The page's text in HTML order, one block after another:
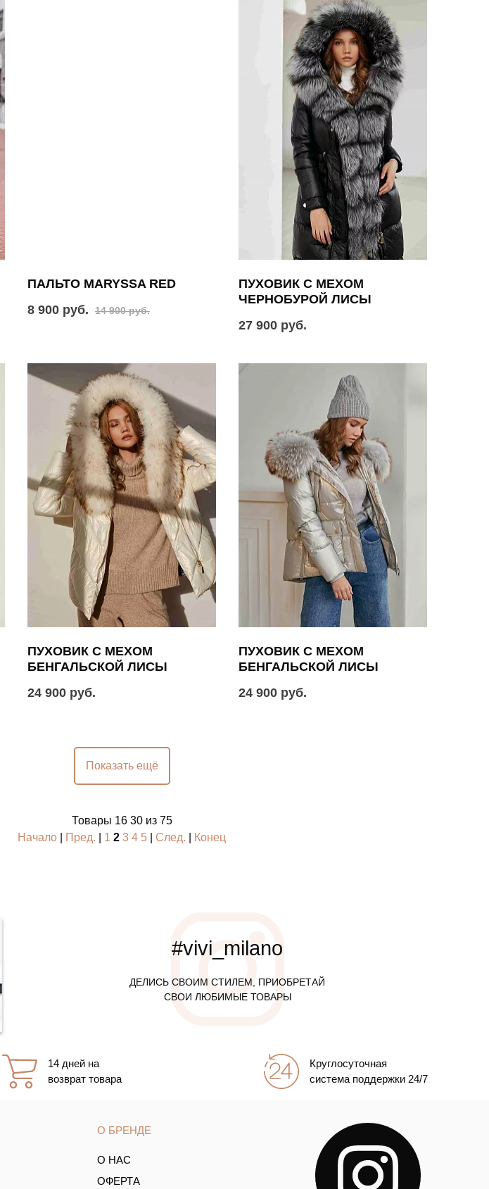
ПАЛЬТО MARYSSA RED
8 900 руб.
14 900 руб.
ПУХОВИК С МЕХОМ
ЧЕРНОБУРОЙ ЛИСЫ
27 900 руб.
ПУХОВИК С МЕХОМ
БЕНГАЛЬСКОЙ ЛИСЫ
24 900 руб.
ПУХОВИК С МЕХОМ
БЕНГАЛЬСКОЙ ЛИСЫ
24 900 руб.
Показать ещё
Товары 16 30 из 75
Начало
Пред. 1 2 3 4 5 След. Конец
#vivi_milano
ДЕЛИСЬ СВОИМ СТИЛЕМ, ПРИОБРЕТАЙ
СВОИ ЛЮБИМЫЕ ТОВАРЫ
14 дней на
возврат товара
Круглосуточная
система поддержки 24/7
О БРЕНДЕ
О НАС
ОФЕРТА